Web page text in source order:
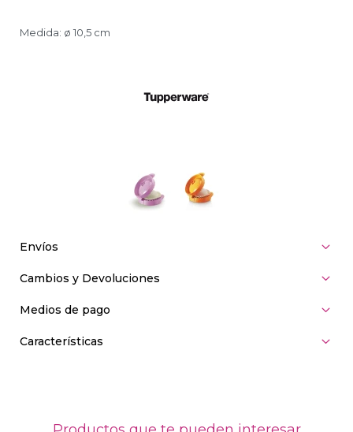
Medida: ø 10,5 cm
Envíos
Cambios y Devoluciones
Medios de pago
Características